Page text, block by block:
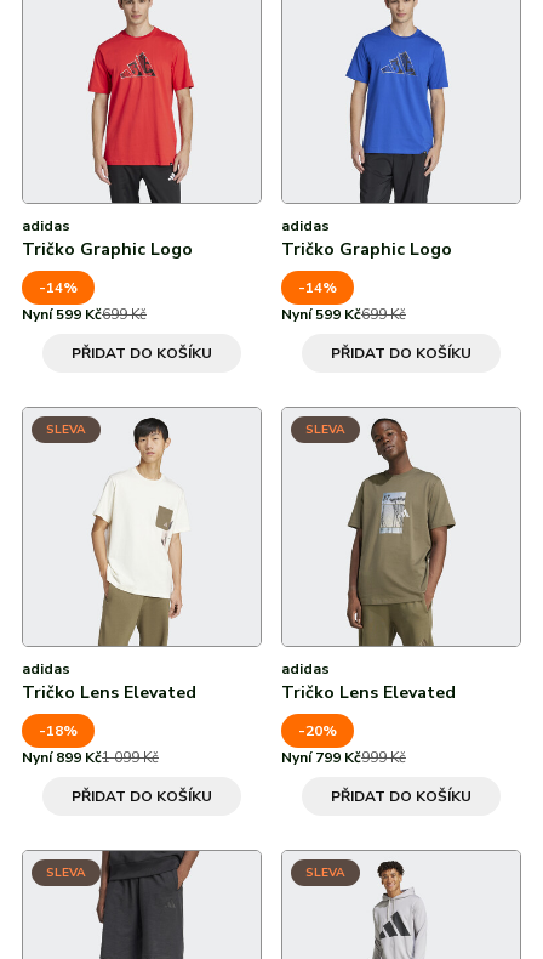
adidas
Tričko Graphic Logo
-14%
Nyní 599 Kč699 Kč
PŘIDAT DO KOŠÍKU
adidas
Tričko Graphic Logo
-14%
Nyní 599 Kč699 Kč
PŘIDAT DO KOŠÍKU
SLEVA
adidas
Tričko Lens Elevated
-18%
Nyní 899 Kč1 099 Kč
PŘIDAT DO KOŠÍKU
SLEVA
adidas
Tričko Lens Elevated
-20%
Nyní 799 Kč999 Kč
PŘIDAT DO KOŠÍKU
SLEVA SLEVA